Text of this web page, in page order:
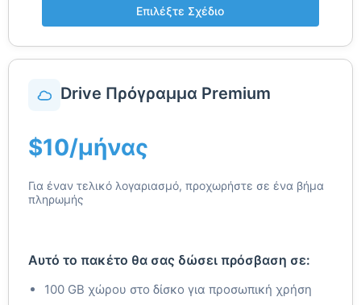
Επιλέξτε Σχέδιο
Drive Πρόγραμμα Premium
$10/μήνας
Για έναν τελικό λογαριασμό, προχωρήστε σε ένα βήμα
πληρωμής
Αυτό το πακέτο θα σας δώσει πρόσβαση σε:
100 GB χώρου στο δίσκο για προσωπική χρήση